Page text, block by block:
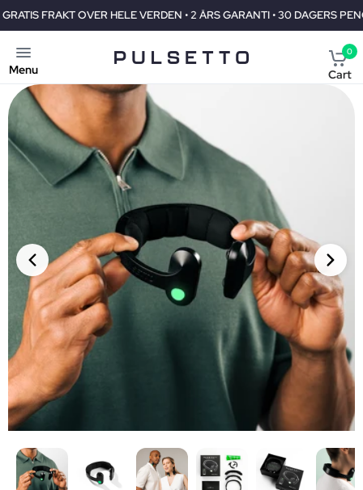
• 30 DAGERS PENGENE-TILBAKE-GARANTI GRATIS
Menu
0
Cart
PRIORITY SHIPMENT